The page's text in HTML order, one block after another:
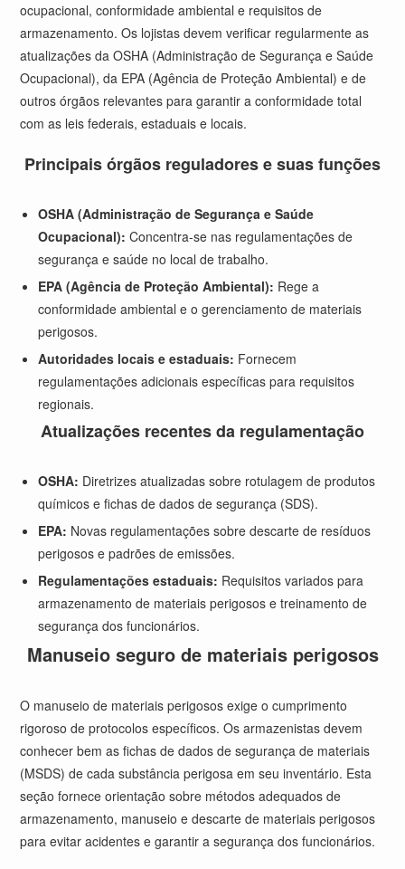
ocupacional, conformidade ambiental e requisitos de
armazenamento. Os lojistas devem verificar regularmente as
atualizações da OSHA (Administração de Segurança e Saúde
Ocupacional), da EPA (Agência de Proteção Ambiental) e de
outros órgãos relevantes para garantir a conformidade total
com as leis federais, estaduais e locais.
Principais órgãos reguladores e suas funções
OSHA (Administração de Segurança e Saúde
Ocupacional): Concentra-se nas regulamentações de
segurança e saúde no local de trabalho.
EPA (Agência de Proteção Ambiental): Rege a
conformidade ambiental e o gerenciamento de materiais
perigosos.
Autoridades locais e estaduais: Fornecem
regulamentações adicionais específicas para requisitos
regionais.
Atualizações recentes da regulamentação
OSHA: Diretrizes atualizadas sobre rotulagem de produtos
químicos e fichas de dados de segurança (SDS).
EPA: Novas regulamentações sobre descarte de resíduos
perigosos e padrões de emissões.
Regulamentações estaduais: Requisitos variados para
armazenamento de materiais perigosos e treinamento de
segurança dos funcionários.
Manuseio seguro de materiais perigosos
O manuseio de materiais perigosos exige o cumprimento
rigoroso de protocolos específicos. Os armazenistas devem
conhecer bem as fichas de dados de segurança de materiais
(MSDS) de cada substância perigosa em seu inventário. Esta
seção fornece orientação sobre métodos adequados de
armazenamento, manuseio e descarte de materiais perigosos
para evitar acidentes e garantir a segurança dos funcionários.